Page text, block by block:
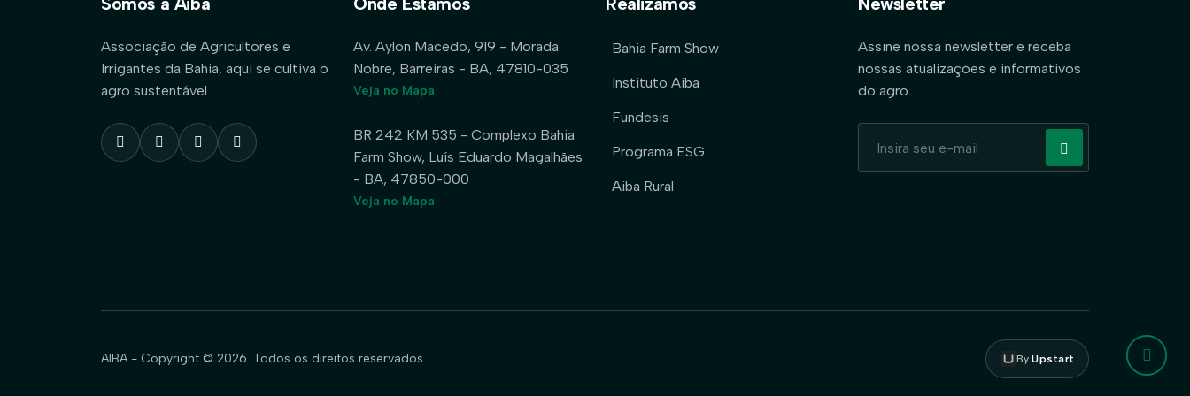
Associação de Agricultores e
Irrigantes da Bahia, aqui se cultiva o
agro sustentável.
Av. Aylon Macedo, 919 - Morada
Nobre, Barreiras - BA, 47810-035
Veja no Mapa
BR 242 KM 535 - Complexo Bahia
Farm Show, Luís Eduardo Magalhães
- BA, 47850-000
Veja no Mapa
Bahia Farm Show
Instituto Aiba
Fundesis
Programa ESG
Aiba Rural
Assine nossa newsletter e receba
nossas atualizações e informativos
do agro.
AIBA - Copyright © 2026. Todos os direitos reservados. ByUpstart